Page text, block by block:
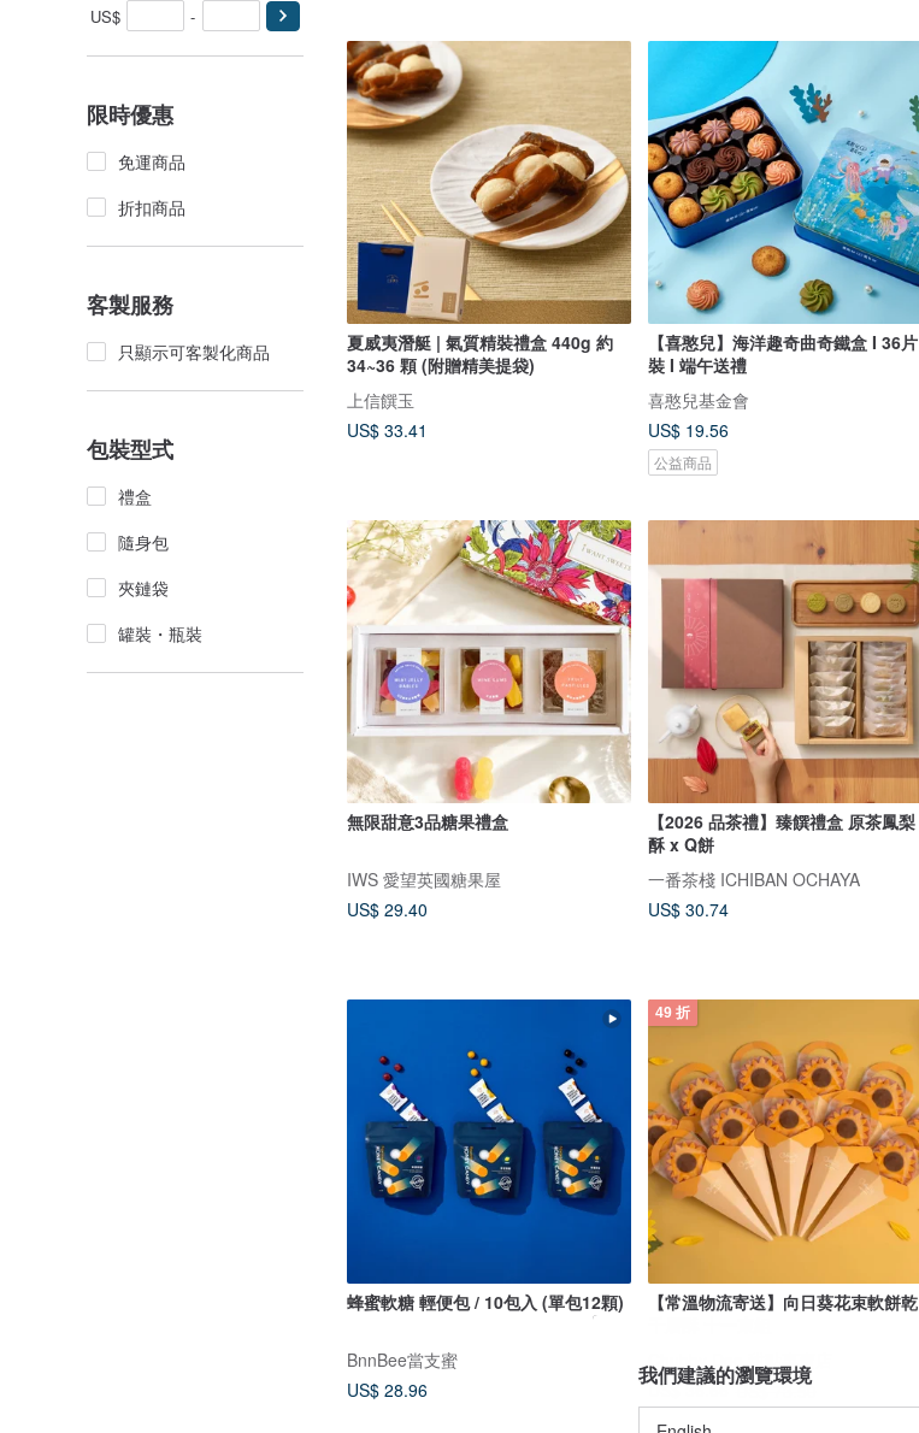
US$ -
限時優惠
免運商品
折扣商品
客製服務
只顯示可客製化商品
包裝型式
禮盒
隨身包
夾鏈袋
罐裝・瓶裝
夏威夷潛艇 | 氣質精裝禮盒 440g 約
34~36 顆 (附贈精美提袋)
上信饌玉
US$ 33.41
【喜憨兒】海洋趣奇曲奇鐵盒 I 36片
裝 I 端午送禮
喜憨兒基金會
US$ 19.56
公益商品
無限甜意3品糖果禮盒
IWS 愛望英國糖果屋
US$ 29.40
【2026 品茶禮】臻饌禮盒 原茶鳳梨
酥 x Q餅
一番茶棧 ICHIBAN OCHAYA
US$ 30.74
蜂蜜軟糖 輕便包 / 10包入 (單包12顆)
BnnBee當支蜜
US$ 28.96
49 折
【常溫物流寄送】向日葵花束軟餅乾
Chubby Doo 甜點專賣店
US$ 36.66 US$ 73.50
我們建議的瀏覽環境